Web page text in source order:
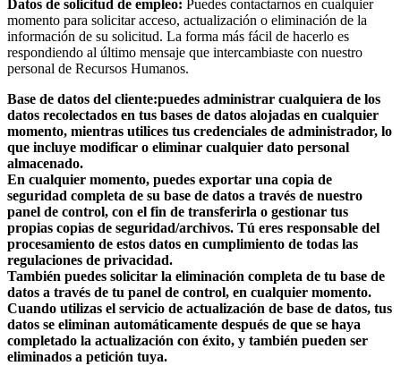
Datos de solicitud de empleo: Puedes contactarnos en cualquier
momento para solicitar acceso, actualización o eliminación de la
información de su solicitud. La forma más fácil de hacerlo es
respondiendo al último mensaje que intercambiaste con nuestro
personal de Recursos Humanos.
Base de datos del cliente:puedes administrar cualquiera de los
datos recolectados en tus bases de datos alojadas en cualquier
momento, mientras utilices tus credenciales de administrador, lo
que incluye modificar o eliminar cualquier dato personal
almacenado.
En cualquier momento, puedes exportar una copia de
seguridad completa de su base de datos a través de nuestro
panel de control, con el fin de transferirla o gestionar tus
propias copias de seguridad/archivos. Tú eres responsable del
procesamiento de estos datos en cumplimiento de todas las
regulaciones de privacidad.
También puedes solicitar la eliminación completa de tu base de
datos a través de tu panel de control, en cualquier momento.
Cuando utilizas el servicio de actualización de base de datos, tus
datos se eliminan automáticamente después de que se haya
completado la actualización con éxito, y también pueden ser
eliminados a petición tuya.